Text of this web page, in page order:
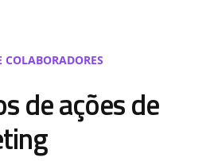
COLABORADORES
de ações de